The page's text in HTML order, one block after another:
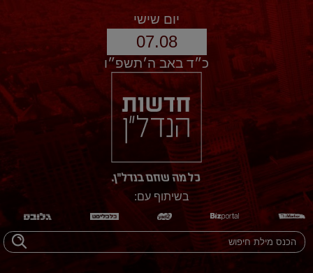
יום שישי
07.08
כ״ד באב ה׳תשפ״ו
בשיתוף עם: